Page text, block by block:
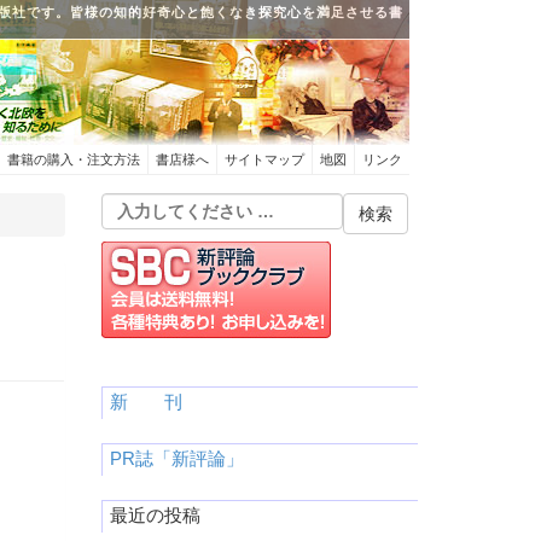
社です。皆様の知的好奇心と飽くなき探究心を満足させる書
書籍の購入・注文方法 書店様へ サイトマップ 地図 リンク
新 刊
PR誌「新評論」
最近の投稿